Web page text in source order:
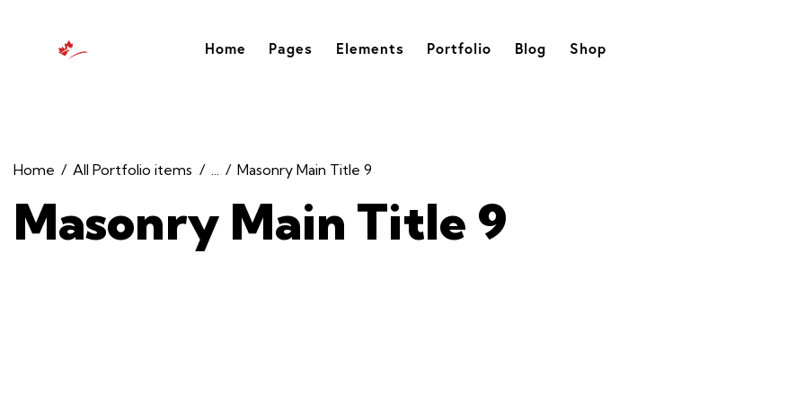
Home Pages Elements Portfolio Blog Shop
Home All Portfolio items Masonry Main Title 9
Masonry Main Title 9